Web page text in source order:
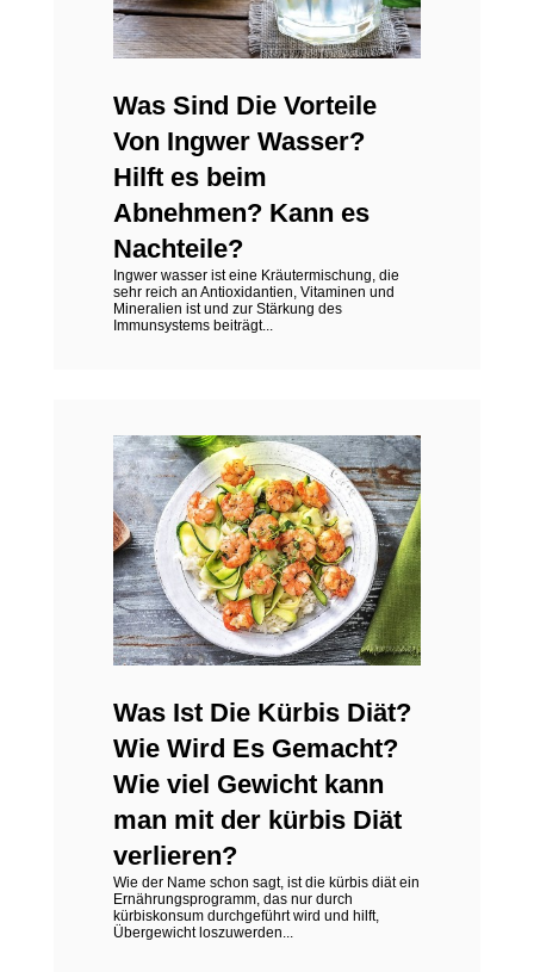
Was Sind Die Vorteile
Von Ingwer Wasser?
Hilft es beim
Abnehmen? Kann es
Nachteile?
Ingwer wasser ist eine Kräutermischung, die
sehr reich an Antioxidantien, Vitaminen und
Mineralien ist und zur Stärkung des
Immunsystems beiträgt...
Was Ist Die Kürbis Diät?
Wie Wird Es Gemacht?
Wie viel Gewicht kann
man mit der kürbis Diät
verlieren?
Wie der Name schon sagt, ist die kürbis diät ein
Ernährungsprogramm, das nur durch
kürbiskonsum durchgeführt wird und hilft,
Übergewicht loszuwerden...